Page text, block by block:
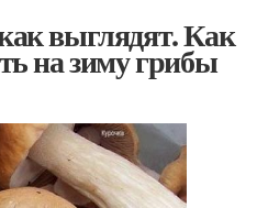
выглядят. Как
на зиму грибы